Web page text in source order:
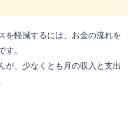
を軽減するには、お金の流れを
す。
が、少なくとも月の収入と支出